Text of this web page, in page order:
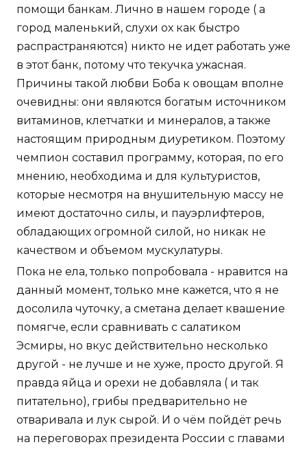
помощи банкам. Лично в нашем городе ( а
город маленький, слухи ох как быстро
распрастраняются) никто не идет работать уже
в этот банк, потому что текучка ужасная.
Причины такой любви Боба к овощам вполне
очевидны: они являются богатым источником
витаминов, клетчатки и минералов, а также
настоящим природным диуретиком. Поэтому
чемпион составил программу, которая, по его
мнению, необходима и для культуристов,
которые несмотря на внушительную массу не
имеют достаточно силы, и пауэрлифтеров,
обладающих огромной силой, но никак не
качеством и объемом мускулатуры.
Пока не ела, только попробовала - нравится на
данный момент, только мне кажется, что я не
досолила чуточку, а сметана делает квашение
помягче, если сравнивать с салатиком
Эсмиры, но вкус действительно несколько
другой - не лучше и не хуже, просто другой. Я
правда яйца и орехи не добавляла ( и так
питательно), грибы предварительно не
отваривала и лук сырой. И о чём пойдёт речь
на переговорах президента России с главами